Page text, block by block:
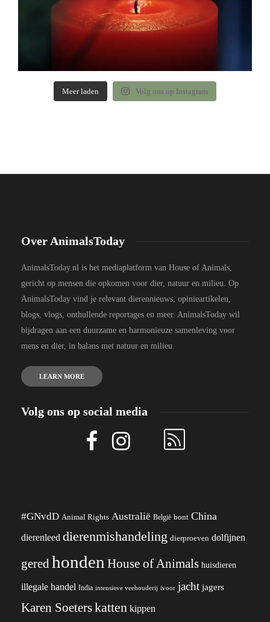
Meer laden Volg ons op Instagram
Over AnimalsToday
AnimalsToday.nl is het mediaplatform van House of Animals,
gericht op mensen die opkomen voor dier, natuur en milieu. Op
AnimalsToday vind je relevant dierennieuws, opinieartikelen,
blogs, vlogs, onthullende reportages en meer. AnimalsToday wil
bijdragen aan een duurzame en harmonieuze samenleving voor
mens en dier, in balans met natuur en milieu.
LEARN MORE
Volg ons op social media
#GNvdD Animal Rights Australië België bont China
dierenleed dierenmishandeling dierproeven dolfijnen
geredhonden House of Animals huisdieren
illegale handel India intensieve veehouderij ivoor jacht jagers
Karen Soeterskatten kippen